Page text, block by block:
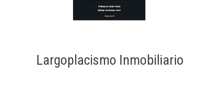
Largoplacismo Inmobiliario